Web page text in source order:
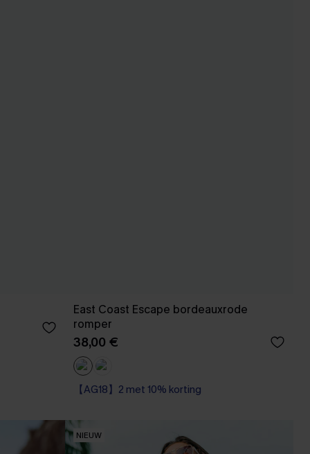
East Coast Escape bordeauxrode
romper
38,00 €
【AG18】2 met 10% korting
NIEUW